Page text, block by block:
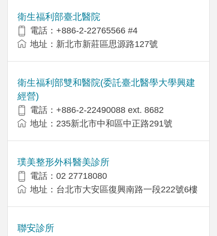
衛生福利部臺北醫院
電話：+886-2-22765566 #4
地址：新北市新莊區思源路127號
衛生福利部雙和醫院(委託臺北醫學大學興建
經營)
電話：+​886-2-22490088 ext. 8682
地址：​235新北市中和區中正路291號
璞美整形外科醫美診所
電話：02 27718080
地址：台北市大安區復興南路一段222號6樓
聯安診所